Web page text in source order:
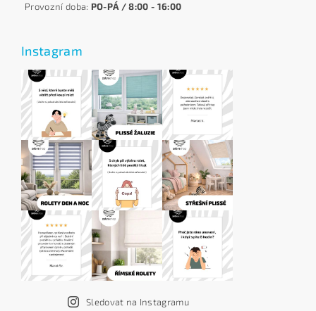
Provozní doba: PO-PÁ / 8:00 - 16:00
Instagram
Sledovat na Instagramu